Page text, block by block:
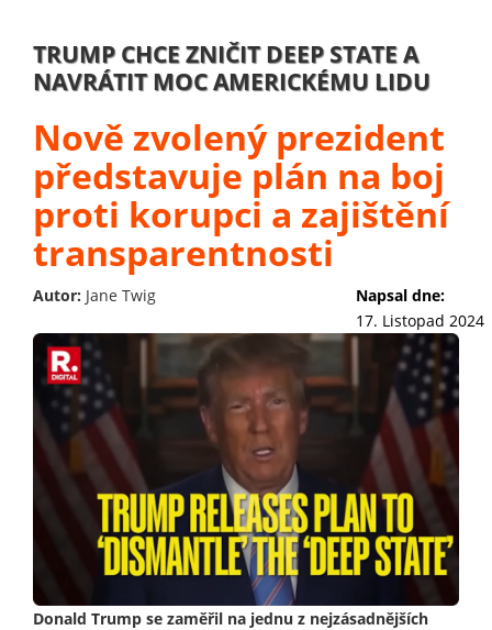
TRUMP CHCE ZNIČIT DEEP STATE A
NAVRÁTIT MOC AMERICKÉMU LIDU
Nově zvolený prezident
představuje plán na boj
proti korupci a zajištění
transparentnosti
Autor: Jane Twig
Napsal dne:
17. Listopad 2024
Donald Trump se zaměřil na jednu z nejzásadnějších